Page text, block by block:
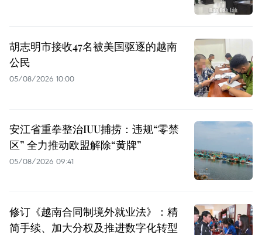
胡志明市接收47名被美国驱逐的越南
公民
05/08/2026 10:00
安江省重拳整治IUU捕捞：违规“零禁
区” 全力推动欧盟解除“黄牌”
05/08/2026 09:41
修订《越南合同制境外就业法》：精
简手续、加大分权及推进数字化转型